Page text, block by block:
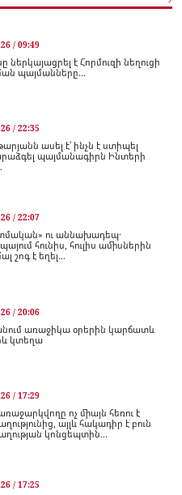
/ 09:49
ներկայացրել է Հորմուզի նեղուցի
պայմանները...
/ 22:35
ասել է՝ ինչն է ստիպել
պայմանագիրն Ինտերի
/ 22:07
ու աննախադեպ․
հունիս, հուլիս ամիսներին
շոգ է եղել...
/ 20:06
առաջիկա օրերին կարճատև
կտեղա
/ 17:29
ոչ միայն հեռու է
այլև հակադիր է բուն
կոնցեպտին...
/ 17:25